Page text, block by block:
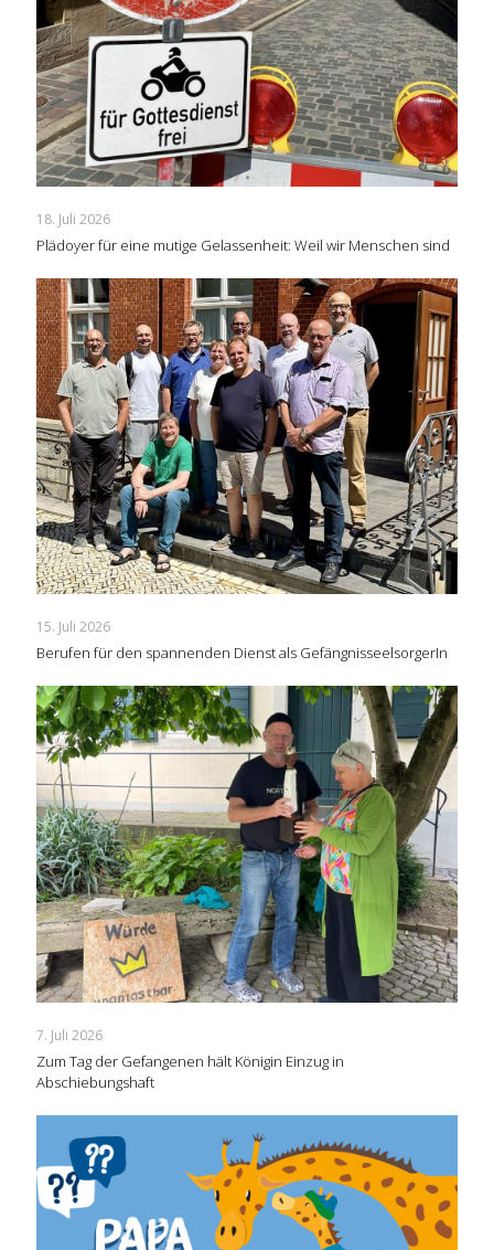
18. Juli 2026
Plädoyer für eine mutige Gelassenheit: Weil wir Menschen sind
15. Juli 2026
Berufen für den spannenden Dienst als GefängnisseelsorgerIn
7. Juli 2026
Zum Tag der Gefangenen hält Königin Einzug in
Abschiebungshaft